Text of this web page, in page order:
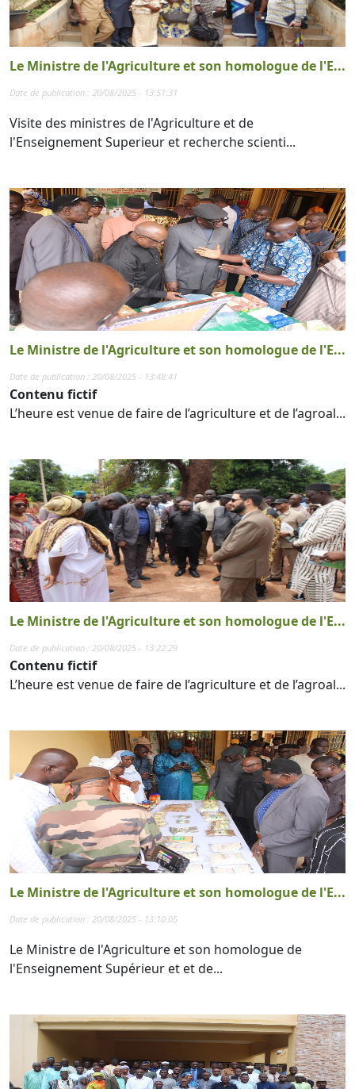
Le Ministre de l'Agriculture et son homologue de l'E...
Date de publication : 20/08/2025 - 13:51:31
Visite des ministres de l'Agriculture et de
l'Enseignement Superieur et recherche scienti...
Le Ministre de l'Agriculture et son homologue de l'E...
Date de publication : 20/08/2025 - 13:48:41
Contenu fictif
L’heure est venue de faire de l’agriculture et de l’agroal...
Le Ministre de l'Agriculture et son homologue de l'E...
Date de publication : 20/08/2025 - 13:22:29
Contenu fictif
L’heure est venue de faire de l’agriculture et de l’agroal...
Le Ministre de l'Agriculture et son homologue de l'E...
Date de publication : 20/08/2025 - 13:10:05
Le Ministre de l'Agriculture et son homologue de
l'Enseignement Supérieur et et de...